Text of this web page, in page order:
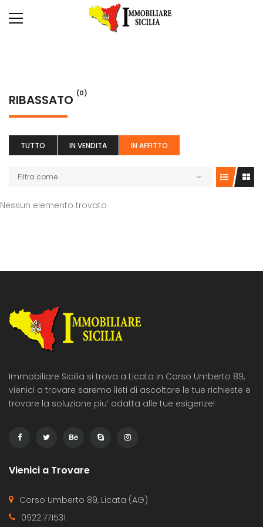
RIBASSATO (0)
TUTTO IN VENDITA IN AFFITTO
Filtra come
Nessun elemento trovato
Immobiliare Sicilia si trova a Licata in Corso Umberto 89,
vienici a trovare saremo lieti di ascoltare le tue richieste e
trovare la soluzione piu’ adatta alle tue esigenze!
Vienici a Trovare
Corso Umberto 89, Licata (AG)
0922.771531